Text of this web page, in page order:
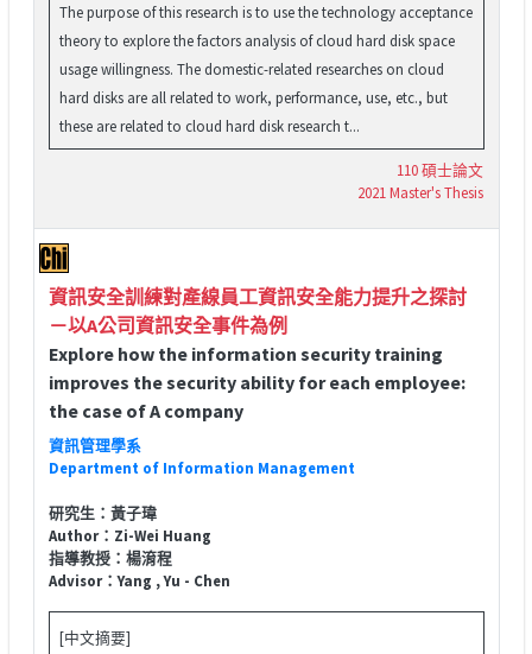
The purpose of this research is to use the technology acceptance
theory to explore the factors analysis of cloud hard disk space
usage willingness. The domestic-related researches on cloud
hard disks are all related to work, performance, use, etc., but
these are related to cloud hard disk research t...
110 碩士論文
2021 Master's Thesis
資訊安全訓練對產線員工資訊安全能力提升之探討
－以A公司資訊安全事件為例
Explore how the information security training
improves the security ability for each employee:
the case of A company
資訊管理學系
Department of Information Management
研究生：黃子瑋
Author：Zi-Wei Huang
指導教授：楊淯程
Advisor：Yang , Yu - Chen
[中文摘要]